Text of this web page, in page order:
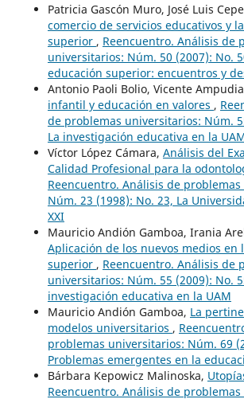
Patricia Gascón Muro, José Luis
comercio de servicios educativos y
superior , Reencuentro. Análisis de
universitarios: Núm. 50 (2007): No.
educación superior: encuentros y
Antonio Paoli Bolio, Vicente
infantil y educación en valores ,
de problemas universitarios: Núm.
La investigación educativa en la
Víctor López Cámara, Análisis del
Calidad Profesional para la
Reencuentro. Análisis de
Núm. 23 (1998): No. 23, La
XXI
Mauricio Andión Gamboa, Irania
Aplicación de los nuevos medios en
superior , Reencuentro. Análisis de
universitarios: Núm. 55 (2009): No.
investigación educativa en la UAM
Mauricio Andión Gamboa, La
modelos universitarios ,
problemas universitarios: Núm. 69
Problemas emergentes en la
Bárbara Kepowicz Malinoska,
Reencuentro. Análisis de